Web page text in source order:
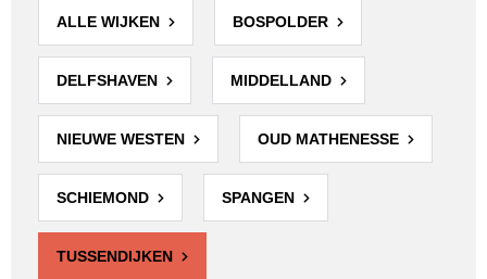
ALLE WIJKEN BOSPOLDER
DELFSHAVEN MIDDELLAND
NIEUWE WESTEN OUD MATHENESSE
SCHIEMOND SPANGEN
TUSSENDIJKEN